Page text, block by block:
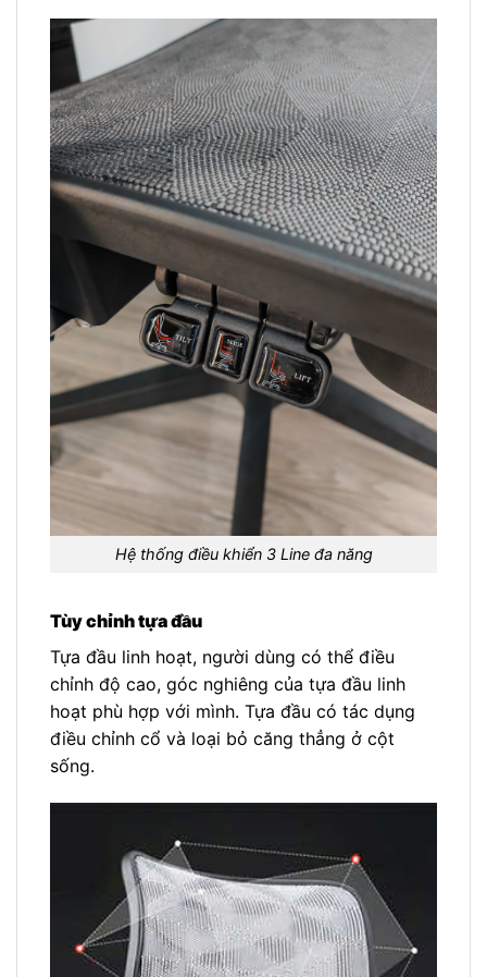
Hệ thống điều khiển 3 Line đa năng
Tùy chỉnh tựa đầu
Tựa đầu linh hoạt, người dùng có thể điều
chỉnh độ cao, góc nghiêng của tựa đầu linh
hoạt phù hợp với mình. Tựa đầu có tác dụng
điều chỉnh cổ và loại bỏ căng thẳng ở cột
sống.